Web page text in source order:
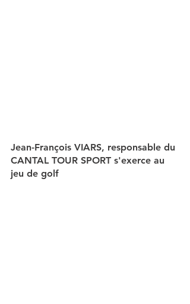
Jean-François VIARS, responsable du
CANTAL TOUR SPORT s'exerce au
jeu de golf